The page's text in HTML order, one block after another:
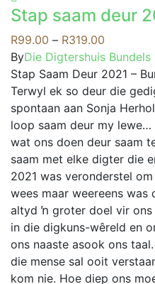
may
be
on
the
product
page
multiple
variants.
The
options
may
be
chosen
on
the
product
page
Stap saam deur
R99.00 – R319.00
range:
R99.00
through
R319.00
ByDie Digtershuis Bundels
Stap Saam Deur 2021 –
Terwyl ek so deur die
spontaan aan Sonja
loop saam deur my
wat ons doen deur saam
saam met elke digter die
2021 was veronderstel
wees maar weereens was
altyd ŉ groter doel vir
in die digkuns-wêreld en
ons naaste asook ons
die mense sal ooit
kom nie. Hoe diep ons